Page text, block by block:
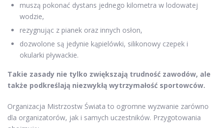
muszą pokonać dystans jednego kilometra w lodowatej
wodzie,
rezygnując z pianek oraz innych osłon,
dozwolone są jedynie kąpielówki, silikonowy czepek i
okularki pływackie.
Takie zasady nie tylko zwiększają trudność zawodów, ale
także podkreślają niezwykłą wytrzymałość sportowców.
Organizacja Mistrzostw Świata to ogromne wyzwanie zarówno
dla organizatorów, jak i samych uczestników. Przygotowania